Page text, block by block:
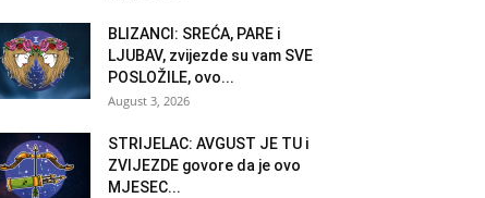
BLIZANCI: SREĆA, PARE i
LJUBAV, zvijezde su vam SVE
POSLOŽILE, ovo...
August 3, 2026
STRIJELAC: AVGUST JE TU i
ZVIJEZDE govore da je ovo
MJESEC...